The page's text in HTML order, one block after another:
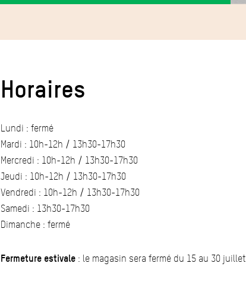
Horaires
Lundi : fermé
Mardi : 10h-12h / 13h30-17h30
Mercredi : 10h-12h / 13h30-17h30
Jeudi : 10h-12h / 13h30-17h30
Vendredi : 10h-12h / 13h30-17h30
Samedi : 13h30-17h30
Dimanche : fermé
Fermeture estivale : le magasin sera fermé du 15 au 30 juillet